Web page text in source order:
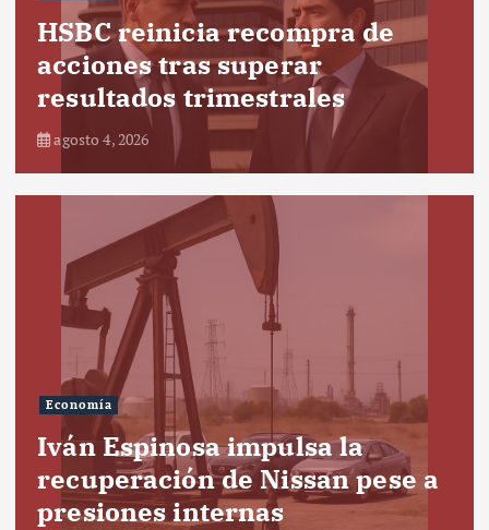
HSBC reinicia recompra de
acciones tras superar
resultados trimestrales
agosto 4, 2026
Economía
Iván Espinosa impulsa la
recuperación de Nissan pese a
presiones internas